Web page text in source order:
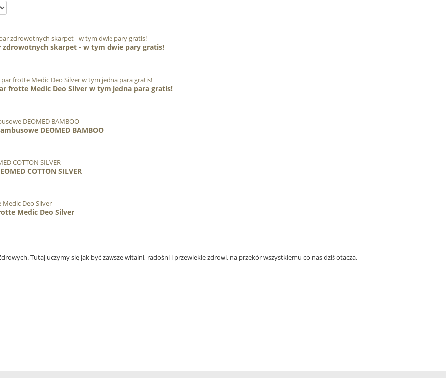
zdrowotnych skarpet - w tym dwie pary gratis!
frotte Medic Deo Silver w tym jedna para gratis!
DEOMED BAMBOO
COTTON SILVER
Medic Deo Silver
Tutaj uczymy się jak być zawsze witalni, radośni i przewlekle zdrowi, na przekór wszystkiemu co nas dziś otacza.